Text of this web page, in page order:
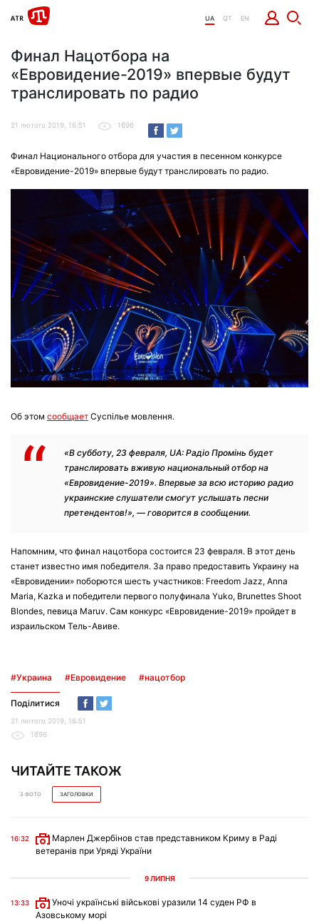
UA QT EN
Финал Нацотбора на
«Евровидение-2019» впервые будут
транслировать по радио
21 лютого 2019, 16:51 1696
Финал Национального отбора для участия в песенном конкурсе
«Евровидение-2019» впервые будут транслировать по радио.
Об этом сообщает Суспілье мовлення.
«В субботу, 23 февраля, UA: Радіо Промінь будет
транслировать вживую национальный отбор на
«Евровидение-2019». Впервые за всю историю радио
украинские слушатели смогут услышать песни
претендентов!», — говорится в сообщении.
Напомним, что финал нацотбора состоится 23 февраля. В этот день
станет известно имя победителя. За право предоставить Украину на
«Евровидении» поборются шесть участников: Freedom Jazz, Anna
Maria, Kazka и победители первого полуфинала Yuko, Brunettes Shoot
Blondes, певица Maruv. Сам конкурс «Евровидение-2019» пройдет в
израильском Тель-Авиве.
#Украина #Евровидение #нацотбор
Поділитися
21 лютого 2019, 16:51
1696
ЧИТАЙТЕ ТАКОЖ
З ФОТО ЗАГОЛОВКИ
16:32
Марлен Джербінов став представником Криму в Раді
ветеранів при Уряді України
9 ЛИПНЯ
13:33
Уночі українські військові уразили 14 суден РФ в
Азовському морі